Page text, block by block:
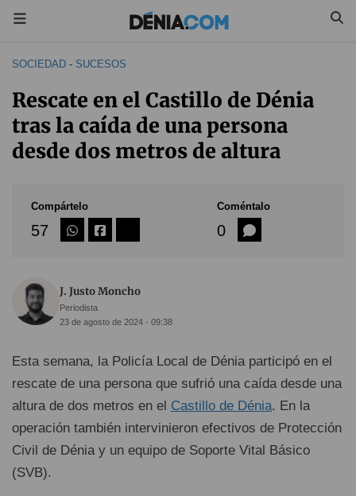
SOCIEDAD - SUCESOS
Rescate en el Castillo de Dénia
tras la caída de una persona
desde dos metros de altura
Compártelo
57
Coméntalo
0
J. Justo Moncho
Periodista
23 de agosto de 2024 - 09:38
Esta semana, la Policía Local de Dénia participó en el
rescate de una persona que sufrió una caída desde una
altura de dos metros en el Castillo de Dénia. En la
operación también intervinieron efectivos de Protección
Civil de Dénia y un equipo de Soporte Vital Básico
(SVB).